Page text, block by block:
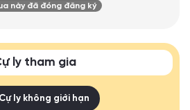
này đã đóng đăng ký
ly tham gia
Cự ly không giới hạn